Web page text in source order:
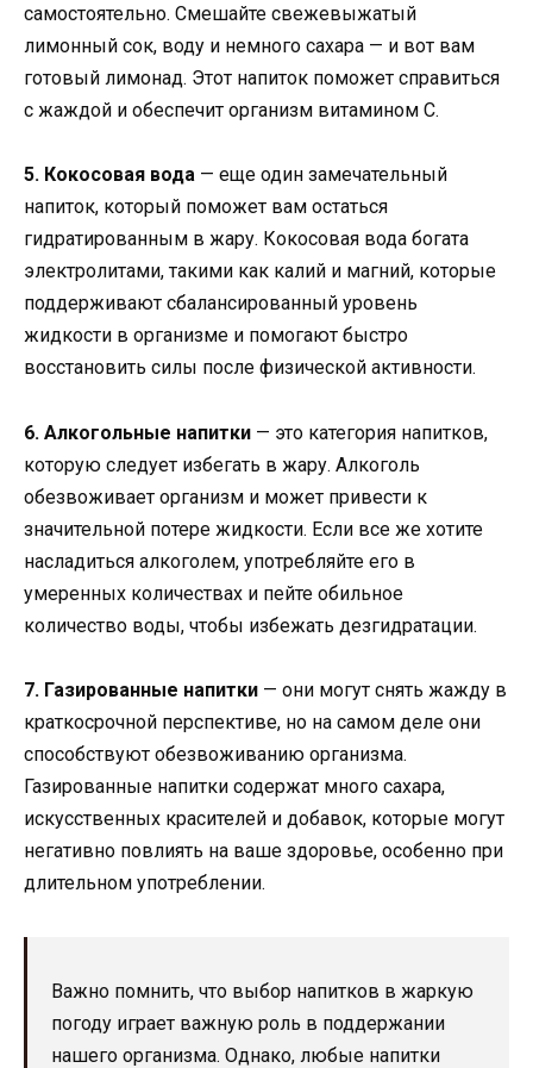
самостоятельно. Смешайте свежевыжатый
лимонный сок, воду и немного сахара — и вот вам
готовый лимонад. Этот напиток поможет справиться
с жаждой и обеспечит организм витамином С.
5. Кокосовая вода — еще один замечательный
напиток, который поможет вам остаться
гидратированным в жару. Кокосовая вода богата
электролитами, такими как калий и магний, которые
поддерживают сбалансированный уровень
жидкости в организме и помогают быстро
восстановить силы после физической активности.
6. Алкогольные напитки — это категория напитков,
которую следует избегать в жару. Алкоголь
обезвоживает организм и может привести к
значительной потере жидкости. Если все же хотите
насладиться алкоголем, употребляйте его в
умеренных количествах и пейте обильное
количество воды, чтобы избежать дезгидратации.
7. Газированные напитки — они могут снять жажду в
краткосрочной перспективе, но на самом деле они
способствуют обезвоживанию организма.
Газированные напитки содержат много сахара,
искусственных красителей и добавок, которые могут
негативно повлиять на ваше здоровье, особенно при
длительном употреблении.
Важно помнить, что выбор напитков в жаркую
погоду играет важную роль в поддержании
нашего организма. Однако, любые напитки